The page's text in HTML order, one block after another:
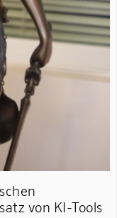
von KI-Tools